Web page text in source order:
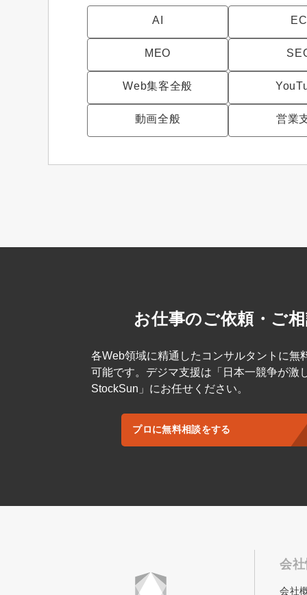
AI EC
MEO
Web集客全般
動画全般 営業
お仕事のご依頼・ご
各Web領域に精通したコンサルタントに無
可能です。デジマ支援は「日本一競争が激
StockSun」にお任せください。
プロに無料相談をする
会
会社